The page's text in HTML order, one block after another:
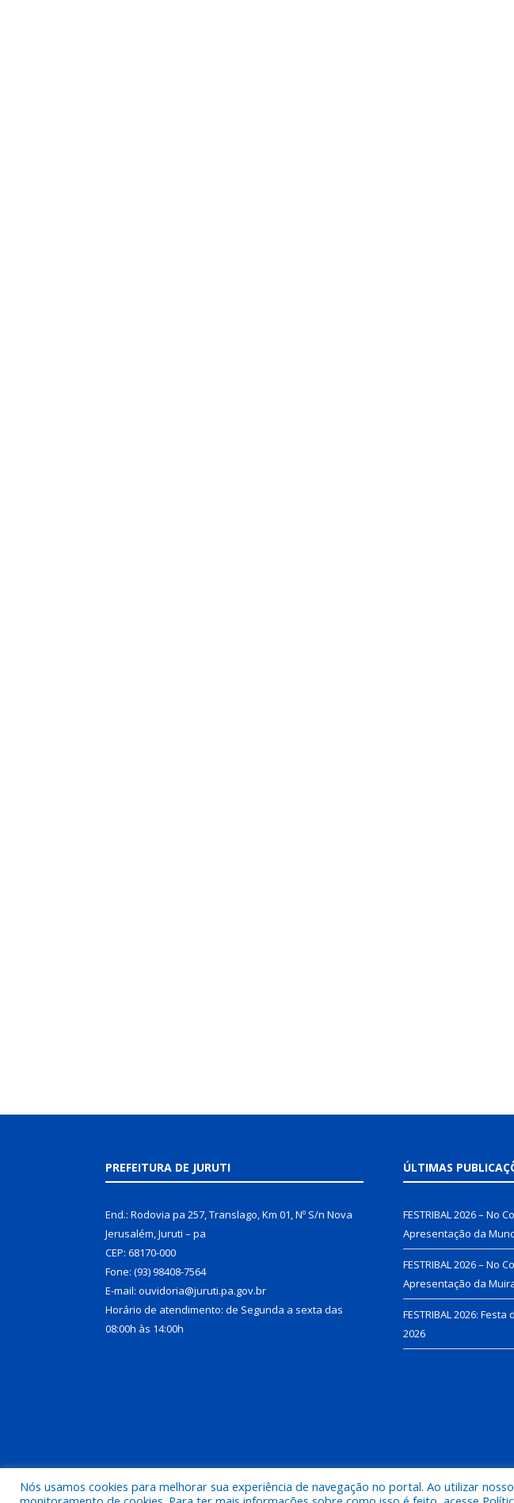
PREFEITURA DE JURUTI
End.: Rodovia pa 257, Translago, Km 01, Nº S/n Nova
Jerusalém, Juruti – pa
CEP: 68170-000
Fone: (93) 98408-7564
E-mail: ouvidoria@juruti.pa.gov.br
Horário de atendimento: de Segunda a sexta das
08:00h às 14:00h
ÚLTIMAS
FESTRIBAL 2026 – No
Apresentação da
FESTRIBAL 2026 – No
Apresentação da
FESTRIBAL 2026:
2026
Todos os direitos reservados a Prefeitura Municipal de Juruti.
Nós usamos cookies para melhorar sua experiência de navegação no portal. Ao utilizar